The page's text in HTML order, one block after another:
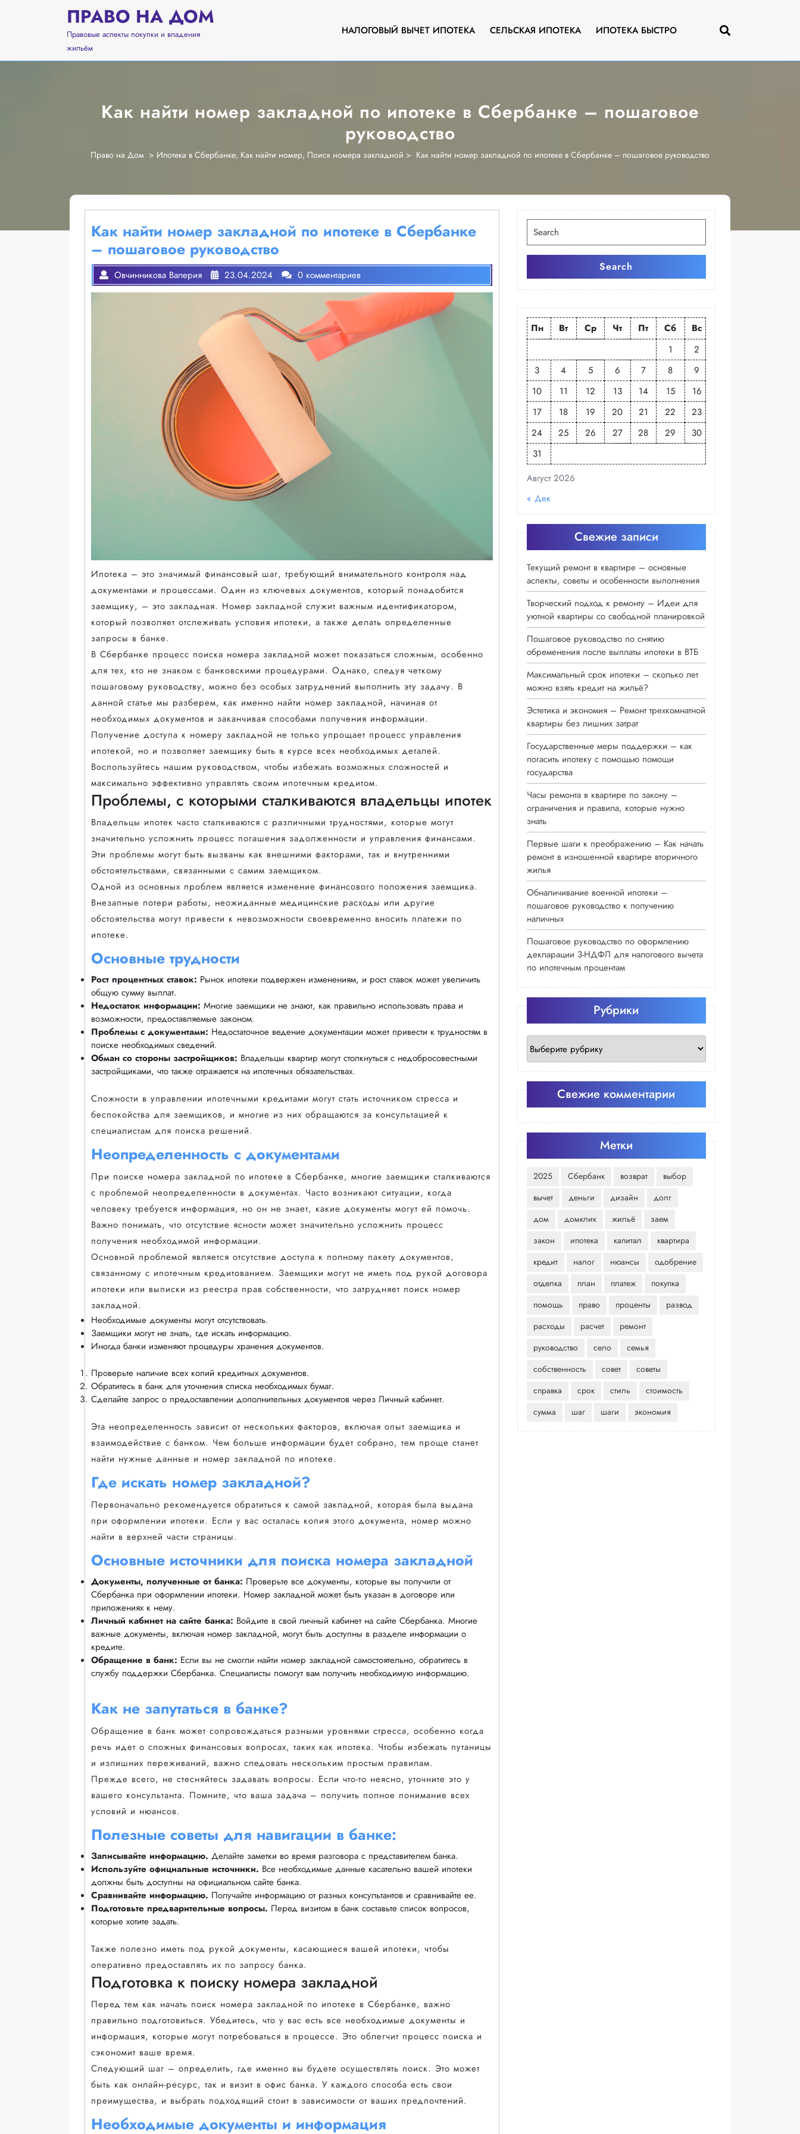
ПРАВО НА ДОМ
Правовые аспекты покупки и владения
жильём
НАЛОГОВЫЙ ВЫЧЕТ ИПОТЕКА СЕЛЬСКАЯ ИПОТЕКА ИПОТЕКА БЫСТРО
Как найти номер закладной по ипотеке в Сбербанке – пошаговое
руководство
Право на Дом > Ипотека в Сбербанке, Как найти номер, Поиск номера закладной > Как найти номер закладной по ипотеке в Сбербанке – пошаговое руководство
Как найти номер закладной по ипотеке в Сбербанке
– пошаговое руководство
Овчинникова Валерия 23.04.2024 0 комментариев
Ипотека – это значимый финансовый шаг, требующий внимательного контроля над
документами и процессами. Один из ключевых документов, который понадобится
заемщику, – это закладная. Номер закладной служит важным идентификатором,
который позволяет отслеживать условия ипотеки, а также делать определенные
запросы в банке.
В Сбербанке процесс поиска номера закладной может показаться сложным, особенно
для тех, кто не знаком с банковскими процедурами. Однако, следуя четкому
пошаговому руководству, можно без особых затруднений выполнить эту задачу. В
данной статье мы разберем, как именно найти номер закладной, начиная от
необходимых документов и заканчивая способами получения информации.
Получение доступа к номеру закладной не только упрощает процесс управления
ипотекой, но и позволяет заемщику быть в курсе всех необходимых деталей.
Воспользуйтесь нашим руководством, чтобы избежать возможных сложностей и
максимально эффективно управлять своим ипотечным кредитом.
Проблемы, с которыми сталкиваются владельцы ипотек
Владельцы ипотек часто сталкиваются с различными трудностями, которые могут
значительно усложнить процесс погашения задолженности и управления финансами.
Эти проблемы могут быть вызваны как внешними факторами, так и внутренними
обстоятельствами, связанными с самим заемщиком.
Одной из основных проблем является изменение финансового положения заемщика.
Внезапные потери работы, неожиданные медицинские расходы или другие
обстоятельства могут привести к невозможности своевременно вносить платежи по
ипотеке.
Основные трудности
Рост процентных ставок: Рынок ипотеки подвержен изменениям, и рост ставок может увеличить
общую сумму выплат.
Недостаток информации: Многие заемщики не знают, как правильно использовать права и
возможности, предоставляемые законом.
Проблемы с документами: Недостаточное ведение документации может привести к трудностям в
поиске необходимых сведений.
Обман со стороны застройщиков: Владельцы квартир могут столкнуться с недобросовестными
застройщиками, что также отражается на ипотечных обязательствах.
Сложности в управлении ипотечными кредитами могут стать источником стресса и
беспокойства для заемщиков, и многие из них обращаются за консультацией к
специалистам для поиска решений.
Неопределенность с документами
При поиске номера закладной по ипотеке в Сбербанке, многие заемщики сталкиваются
с проблемой неопределенности в документах. Часто возникают ситуации, когда
человеку требуется информация, но он не знает, какие документы могут ей помочь.
Важно понимать, что отсутствие ясности может значительно усложнить процесс
получения необходимой информации.
Основной проблемой является отсутствие доступа к полному пакету документов,
связанному с ипотечным кредитованием. Заемщики могут не иметь под рукой договора
ипотеки или выписки из реестра прав собственности, что затрудняет поиск номер
закладной.
Необходимые документы могут отсутствовать.
Заемщики могут не знать, где искать информацию.
Иногда банки изменяют процедуры хранения документов.
Проверьте наличие всех копий кредитных документов.
Обратитесь в банк для уточнения списка необходимых бумаг.
Сделайте запрос о предоставлении дополнительных документов через Личный кабинет.
Эта неопределенность зависит от нескольких факторов, включая опыт заемщика и
взаимодействие с банком. Чем больше информации будет собрано, тем проще станет
найти нужные данные и номер закладной по ипотеке.
Где искать номер закладной?
Первоначально рекомендуется обратиться к самой закладной, которая была выдана
при оформлении ипотеки. Если у вас осталась копия этого документа, номер можно
найти в верхней части страницы.
Основные источники для поиска номера закладной
Документы, полученные от банка: Проверьте все документы, которые вы получили от
Сбербанка при оформлении ипотеки. Номер закладной может быть указан в договоре или
приложениях к нему.
Личный кабинет на сайте банка: Войдите в свой личный кабинет на сайте Сбербанка. Многие
важные документы, включая номер закладной, могут быть доступны в разделе информации о
кредите.
Обращение в банк: Если вы не смогли найти номер закладной самостоятельно, обратитесь в
службу поддержки Сбербанка. Специалисты помогут вам получить необходимую информацию.
Как не запутаться в банке?
Обращение в банк может сопровождаться разными уровнями стресса, особенно когда
речь идет о сложных финансовых вопросах, таких как ипотека. Чтобы избежать путаницы
и излишних переживаний, важно следовать нескольким простым правилам.
Прежде всего, не стесняйтесь задавать вопросы. Если что-то неясно, уточните это у
вашего консультанта. Помните, что ваша задача – получить полное понимание всех
условий и нюансов.
Полезные советы для навигации в банке:
Записывайте информацию. Делайте заметки во время разговора с представителем банка.
Используйте официальные источники. Все необходимые данные касательно вашей ипотеки
должны быть доступны на официальном сайте банка.
Сравнивайте информацию. Получайте информацию от разных консультантов и сравнивайте ее.
Подготовьте предварительные вопросы. Перед визитом в банк составьте список вопросов,
которые хотите задать.
Также полезно иметь под рукой документы, касающиеся вашей ипотеки, чтобы
оперативно предоставлять их по запросу банка.
Подготовка к поиску номера закладной
Перед тем как начать поиск номера закладной по ипотеке в Сбербанке, важно
правильно подготовиться. Убедитесь, что у вас есть все необходимые документы и
информация, которые могут потребоваться в процессе. Это облегчит процесс поиска и
сэкономит ваше время.
Следующий шаг – определить, где именно вы будете осуществлять поиск. Это может
быть как онлайн-ресурс, так и визит в офис банка. У каждого способа есть свои
преимущества, и выбрать подходящий стоит в зависимости от ваших предпочтений.
Необходимые документы и информация
Искать:
Search
Август 2026
Пн Вт Ср Чт Пт Сб
Вс
1
2
3
4 5 6 7 8
9
10
11 12 13 14 15
16
17
18 19 20 21 22
23
24
25 26 27 28 29
30
31
« Дек
Свежие записи
Текущий ремонт в квартире – основные
аспекты, советы и особенности выполнения
Творческий подход к ремонту – Идеи для
уютной квартиры со свободной планировкой
Пошаговое руководство по снятию
обременения после выплаты ипотеки в ВТБ
Максимальный срок ипотеки – сколько лет
можно взять кредит на жильё?
Эстетика и экономия – Ремонт трехкомнатной
квартиры без лишних затрат
Государственные меры поддержки – как
погасить ипотеку с помощью помощи
государства
Часы ремонта в квартире по закону –
ограничения и правила, которые нужно
знать
Первые шаги к преображению – Как начать
ремонт в изношенной квартире вторичного
жилья
Обналичивание военной ипотеки –
пошаговое руководство к получению
наличных
Пошаговое руководство по оформлению
декларации 3-НДФЛ для налогового вычета
по ипотечным процентам
Рубрики
Рубрики
Свежие комментарии
Метки
2025 Сбербанк возврат
выбор
вычет
деньги дизайн
долг
дом
домклик жильё
заем
закон
ипотека капитал
квартира
кредит
налог нюансы
одобрение
отделка
план платеж
покупка
помощь
право проценты
развод
расходы
расчет
ремонт
руководство
село
семья
собственность
совет
советы
справка
срок стиль
стоимость
сумма
шаг шаги экономия